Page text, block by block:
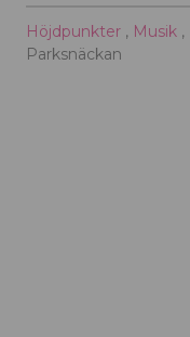
Höjdpunkter , Musik ,
Parksnäckan